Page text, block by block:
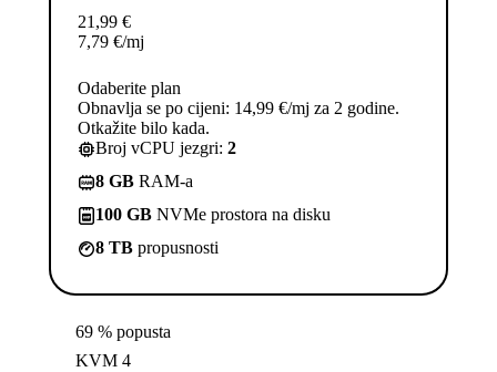
21,99 €
7,79 €/mj
Odaberite plan
Obnavlja se po cijeni: 14,99 €/mj za 2 godine.
Otkažite bilo kada.
Broj vCPU jezgri: 2
8 GB RAM-a
100 GB NVMe prostora na disku
8 TB propusnosti
69 % popusta
KVM 4